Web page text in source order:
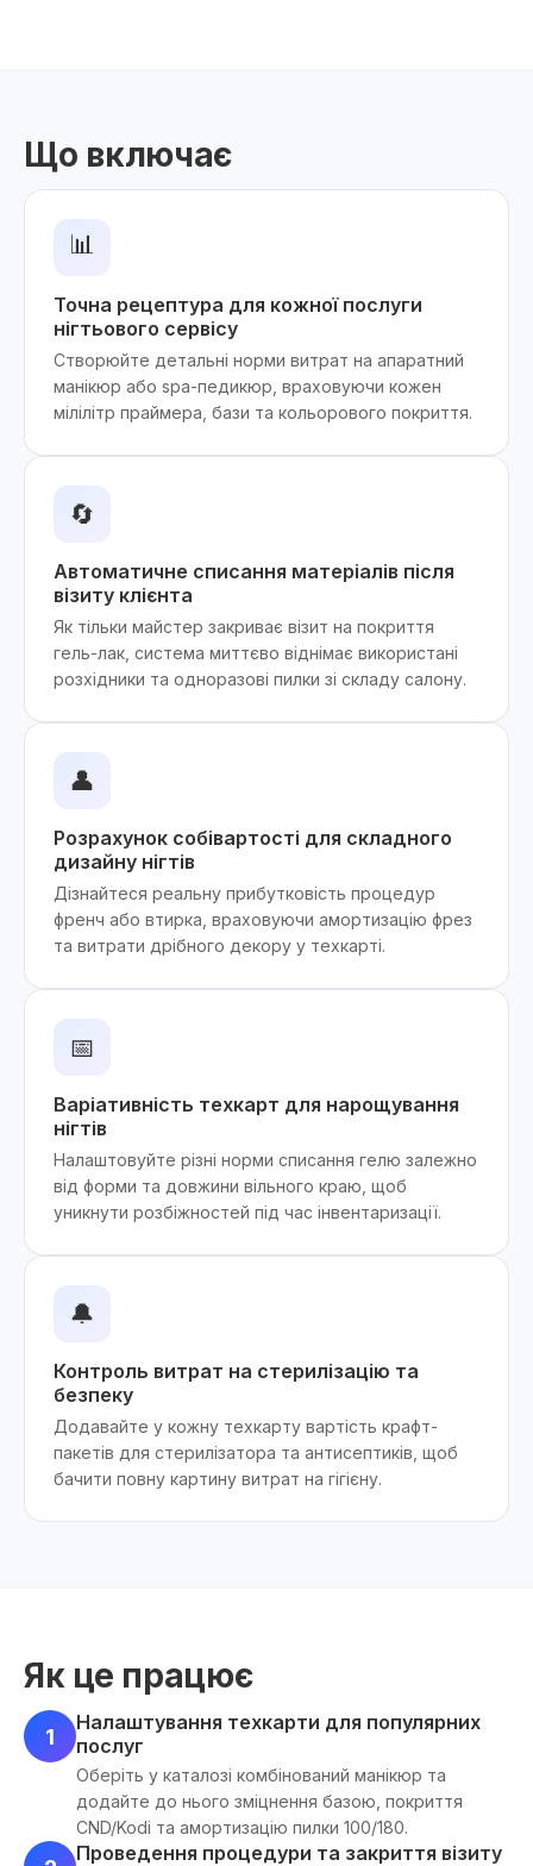
Що включає
📊
Точна рецептура для кожної послуги
нігтьового сервісу
Створюйте детальні норми витрат на апаратний
манікюр або spa-педикюр, враховуючи кожен
мілілітр праймера, бази та кольорового покриття.
🔄
Автоматичне списання матеріалів після
візиту клієнта
Як тільки майстер закриває візит на покриття
гель-лак, система миттєво віднімає використані
розхідники та одноразові пилки зі складу салону.
👤
Розрахунок собівартості для складного
дизайну нігтів
Дізнайтеся реальну прибутковість процедур
френч або втирка, враховуючи амортизацію фрез
та витрати дрібного декору у техкарті.
📅
Варіативність техкарт для нарощування
нігтів
Налаштовуйте різні норми списання гелю залежно
від форми та довжини вільного краю, щоб
уникнути розбіжностей під час інвентаризації.
🔔
Контроль витрат на стерилізацію та
безпеку
Додавайте у кожну техкарту вартість крафт-
пакетів для стерилізатора та антисептиків, щоб
бачити повну картину витрат на гігієну.
Як це працює
1
Налаштування техкарти для популярних
послуг
Оберіть у каталозі комбінований манікюр та
додайте до нього зміцнення базою, покриття
CND/Kodi та амортизацію пилки 100/180.
Проведення процедури та закриття візиту